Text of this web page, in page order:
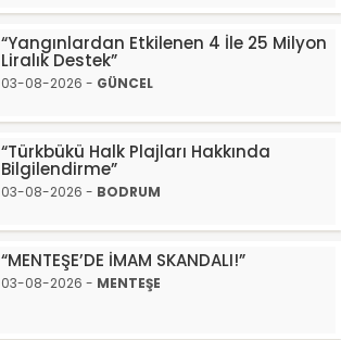
“Yangınlardan Etkilenen 4 İle 25 Milyon
Liralık Destek”
03-08-2026 - GÜNCEL
“Türkbükü Halk Plajları Hakkında
Bilgilendirme”
03-08-2026 - BODRUM
“MENTEŞE’DE İMAM SKANDALI!”
03-08-2026 - MENTEŞE